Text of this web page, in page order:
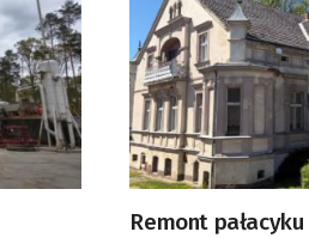
Remont